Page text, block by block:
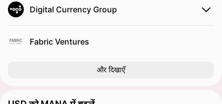
Digital Currency Group
Fabric Ventures
और दिखाएँ